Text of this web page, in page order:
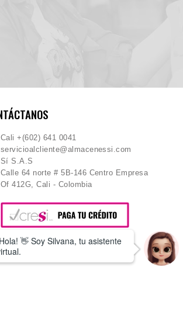
Cali +(602) 641 0041
servicioalcliente@almacenessi.com
Sí S.A.S
Calle 64 norte # 5B-146 Centro Empresa
Of 412G, Cali - Colombia